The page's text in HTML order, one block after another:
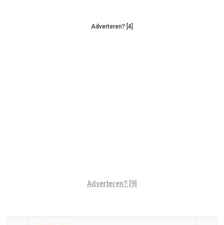
Adverteren? [4]
Adverteren? [9]